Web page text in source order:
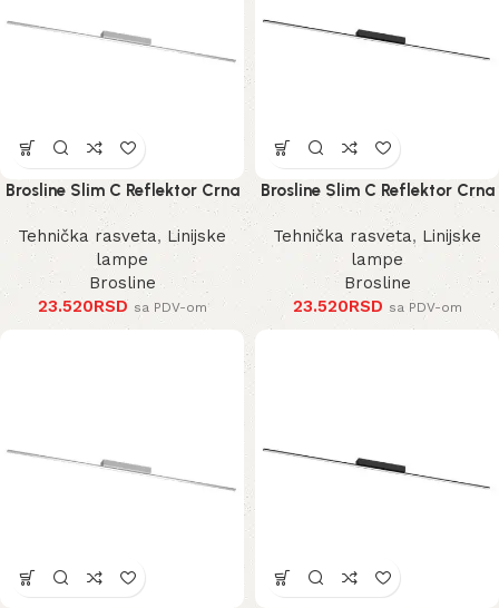
Brosline Slim C Reflektor Crna
3000K 1200 mm 40 mm 1291
mm
Tehnička rasveta, Linijske
lampe
Brosline
23.520RSD sa PDV-om
Brosline Slim C Reflektor Crna
3000K 1200 mm 40 mm 1289
mm
Tehnička rasveta, Linijske
lampe
Brosline
23.520RSD sa PDV-om